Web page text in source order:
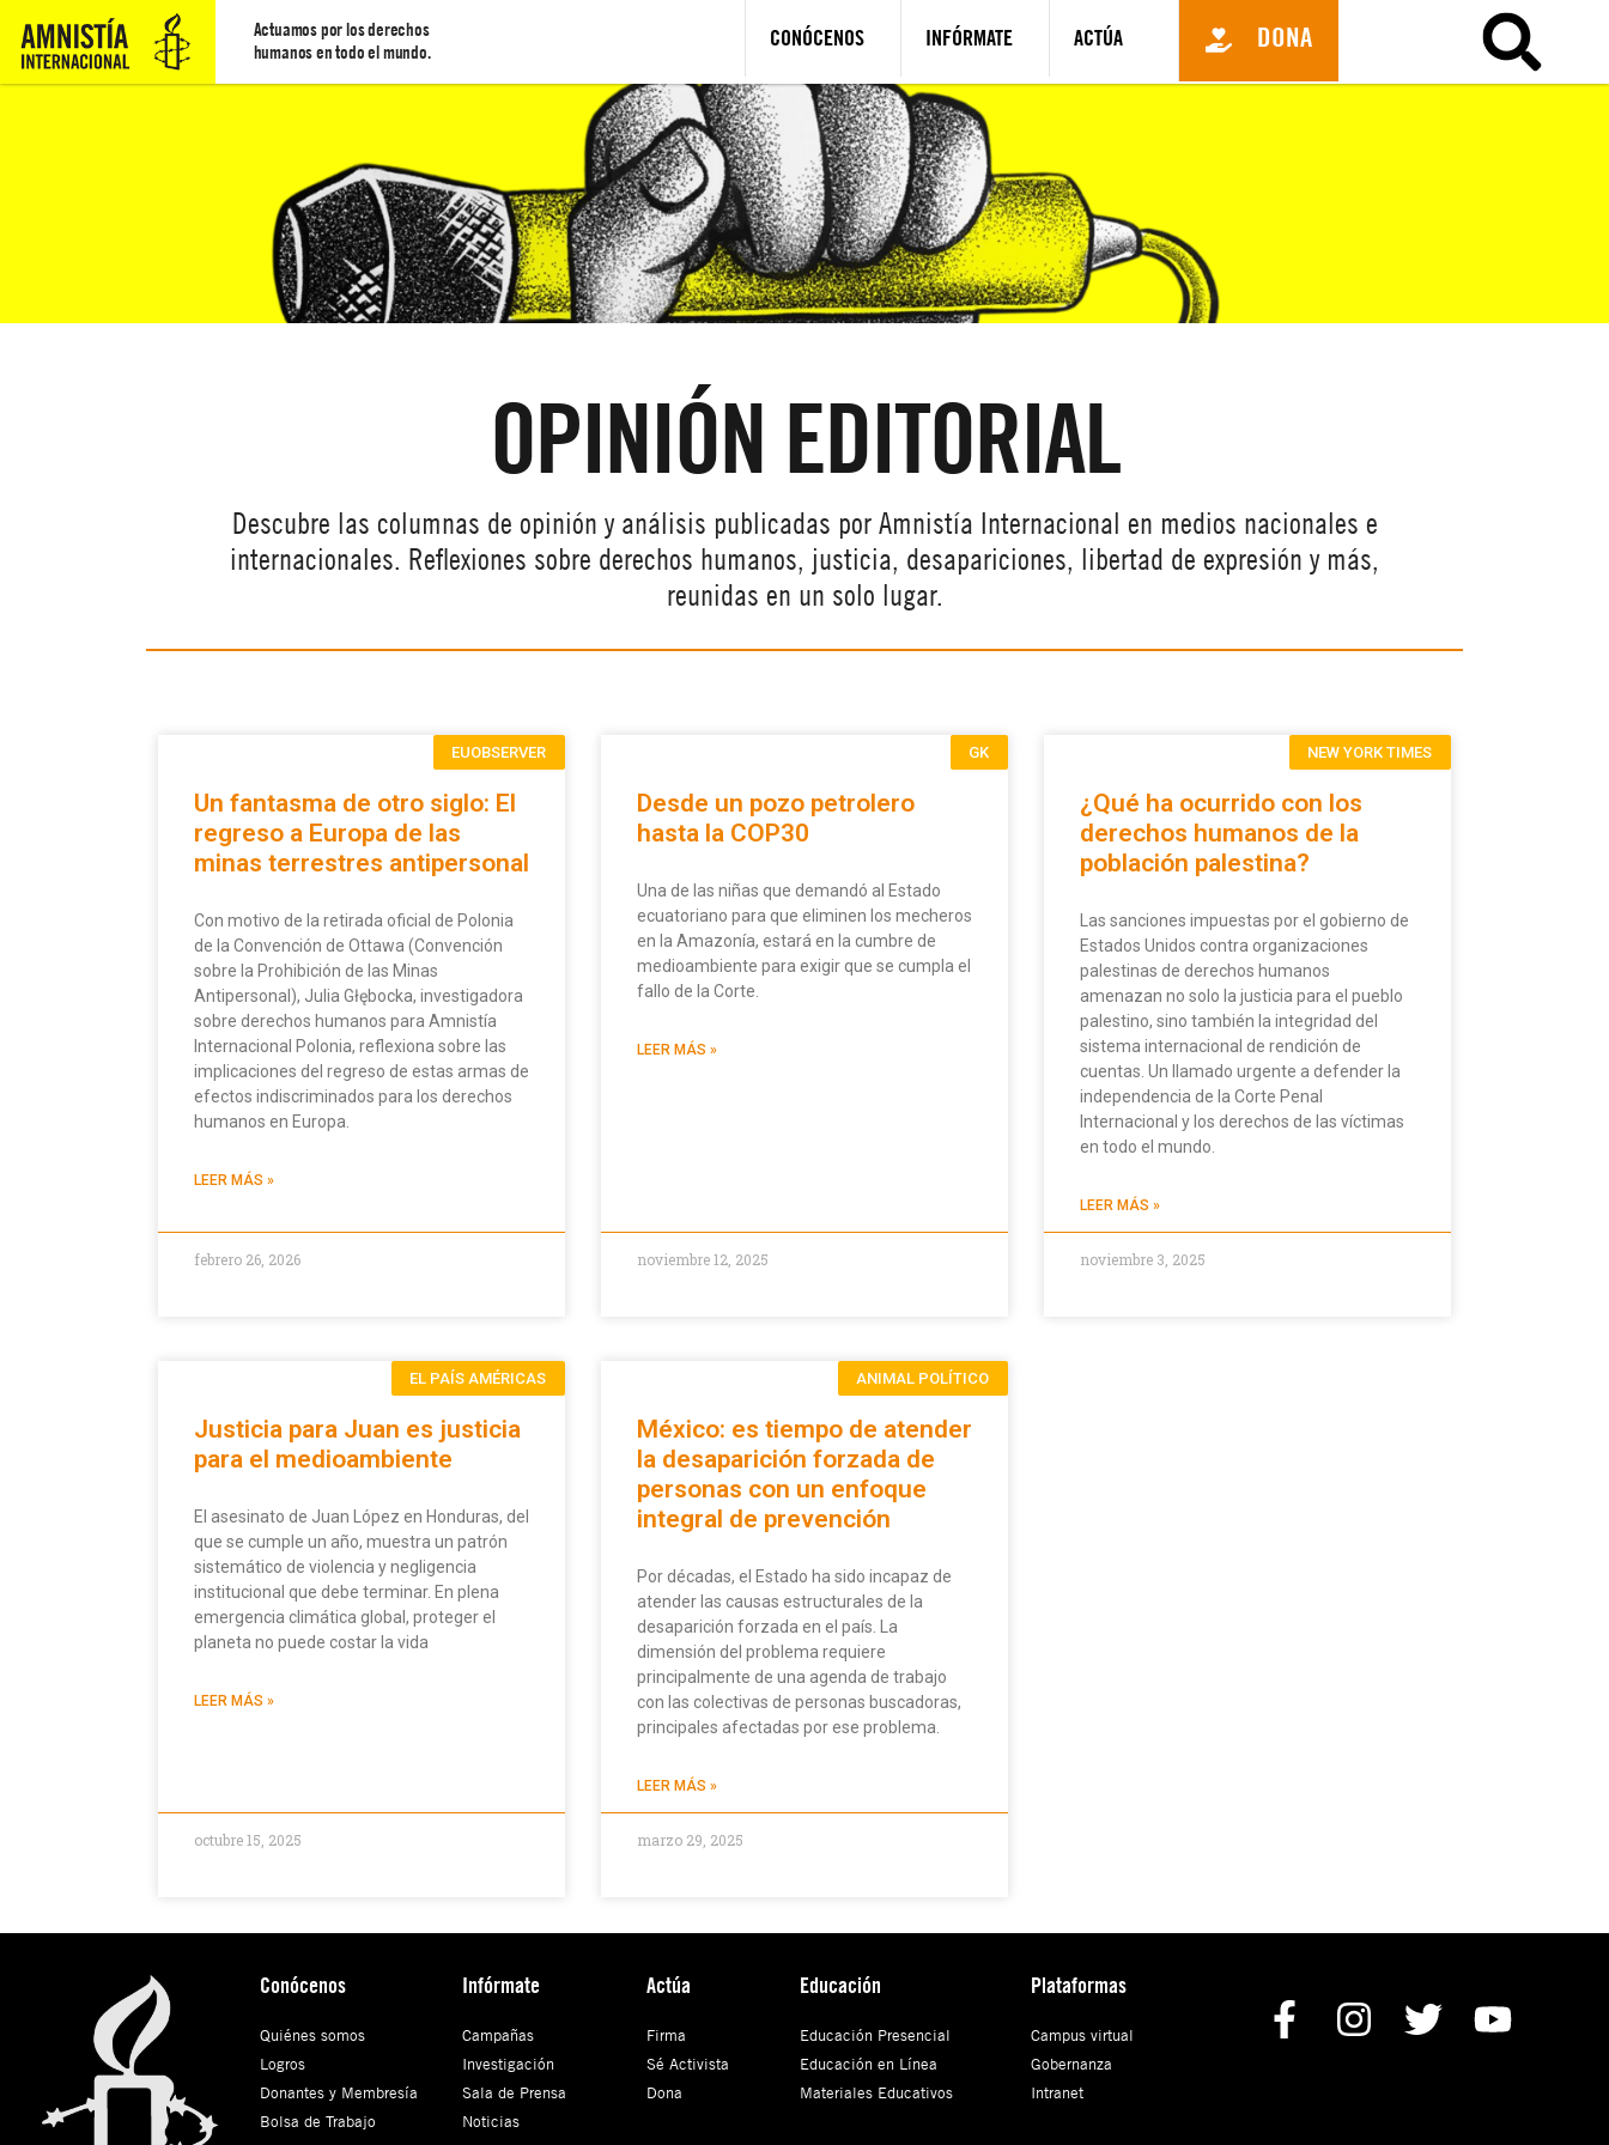
Actuamos por los derechos
humanos en todo el mundo.
CONÓCENOS INFÓRMATE ACTÚA DONA
OPINIÓN EDITORIAL
Descubre las columnas de opinión y análisis publicadas por Amnistía Internacional en medios nacionales e
internacionales. Reflexiones sobre derechos humanos, justicia, desapariciones, libertad de expresión y más,
reunidas en un solo lugar.
EUOBSERVER
Un fantasma de otro siglo: El
regreso a Europa de las
minas terrestres antipersonal
Con motivo de la retirada oficial de Polonia
de la Convención de Ottawa (Convención
sobre la Prohibición de las Minas
Antipersonal), Julia Głębocka, investigadora
sobre derechos humanos para Amnistía
Internacional Polonia, reflexiona sobre las
implicaciones del regreso de estas armas de
efectos indiscriminados para los derechos
humanos en Europa.
LEER MÁS »
febrero 26, 2026
GK
Desde un pozo petrolero
hasta la COP30
Una de las niñas que demandó al Estado
ecuatoriano para que eliminen los mecheros
en la Amazonía, estará en la cumbre de
medioambiente para exigir que se cumpla el
fallo de la Corte.
LEER MÁS »
noviembre 12, 2025
NEW YORK TIMES
¿Qué ha ocurrido con los
derechos humanos de la
población palestina?
Las sanciones impuestas por el gobierno de
Estados Unidos contra organizaciones
palestinas de derechos humanos
amenazan no solo la justicia para el pueblo
palestino, sino también la integridad del
sistema internacional de rendición de
cuentas. Un llamado urgente a defender la
independencia de la Corte Penal
Internacional y los derechos de las víctimas
en todo el mundo.
LEER MÁS »
noviembre 3, 2025
EL PAÍS AMÉRICAS
Justicia para Juan es justicia
para el medioambiente
El asesinato de Juan López en Honduras, del
que se cumple un año, muestra un patrón
sistemático de violencia y negligencia
institucional que debe terminar. En plena
emergencia climática global, proteger el
planeta no puede costar la vida
LEER MÁS »
octubre 15, 2025
ANIMAL POLÍTICO
México: es tiempo de atender
la desaparición forzada de
personas con un enfoque
integral de prevención
Por décadas, el Estado ha sido incapaz de
atender las causas estructurales de la
desaparición forzada en el país. La
dimensión del problema requiere
principalmente de una agenda de trabajo
con las colectivas de personas buscadoras,
principales afectadas por ese problema.
LEER MÁS »
marzo 29, 2025
Conócenos
Quiénes somos
Logros
Donantes y Membresía
Bolsa de Trabajo
Infórmate
Campañas
Investigación
Sala de Prensa
Noticias
Actúa
Firma
Sé Activista
Dona
Educación
Educación Presencial
Educación en Línea
Materiales Educativos
Plataformas
Campus virtual
Gobernanza
Intranet